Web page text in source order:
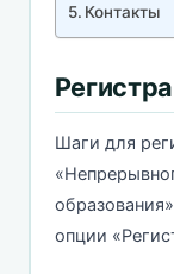
Контакты
Шаги для
опции